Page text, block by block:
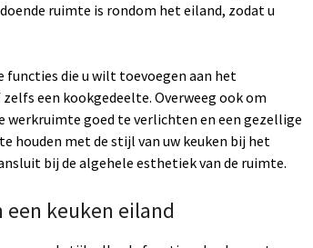
ruimte is rondom het eiland, zodat u
functies die u wilt toevoegen aan het
een kookgedeelte. Overweeg ook om
goed te verlichten en een gezellige
houden met de stijl van uw keuken bij het
bij de algehele esthetiek van de ruimte.
keuken eiland